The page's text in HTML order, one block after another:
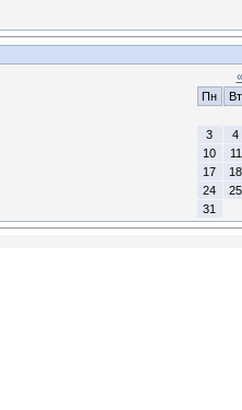
«
Пн
Вт
3
4
10
11
17
18
24
25
31